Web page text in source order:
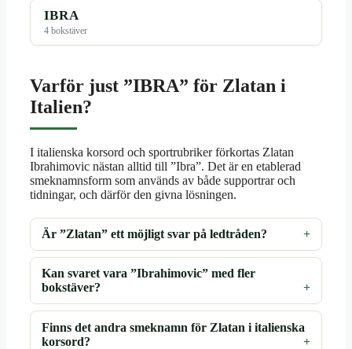
IBRA
4 bokstäver
Varför just ”IBRA” för Zlatan i
Italien?
I italienska korsord och sportrubriker förkortas Zlatan
Ibrahimovic nästan alltid till ”Ibra”. Det är en etablerad
smeknamnsform som används av både supportrar och
tidningar, och därför den givna lösningen.
Är ”Zlatan” ett möjligt svar på ledtråden?
Kan svaret vara ”Ibrahimovic” med fler
bokstäver?
Finns det andra smeknamn för Zlatan i italienska
korsord?